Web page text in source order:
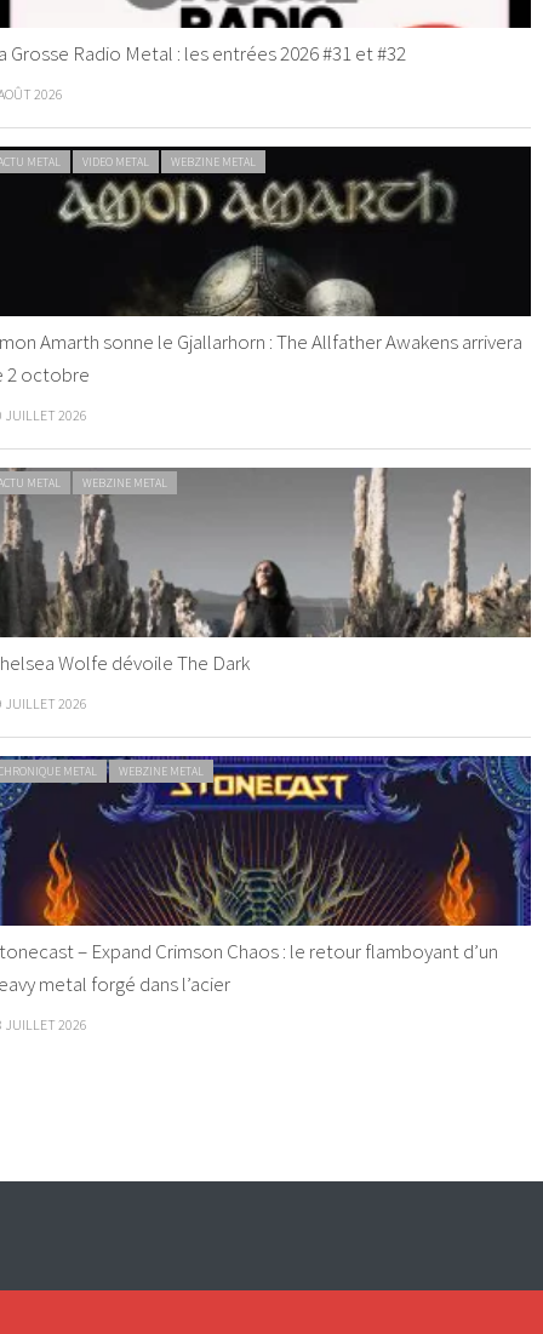
Grosse Radio Metal : les entrées 2026 #31 et #32
2026
METAL VIDEO METAL WEBZINE METAL
Amarth sonne le Gjallarhorn : The Allfather Awakens arrivera
2 octobre
JUILLET 2026
METAL WEBZINE METAL
Wolfe dévoile The Dark
JUILLET 2026
METAL WEBZINE METAL
– Expand Crimson Chaos : le retour flamboyant d’un
metal forgé dans l’acier
JUILLET 2026